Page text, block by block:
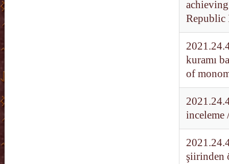
Republic
kuramı
of
inceleme
şiirinden